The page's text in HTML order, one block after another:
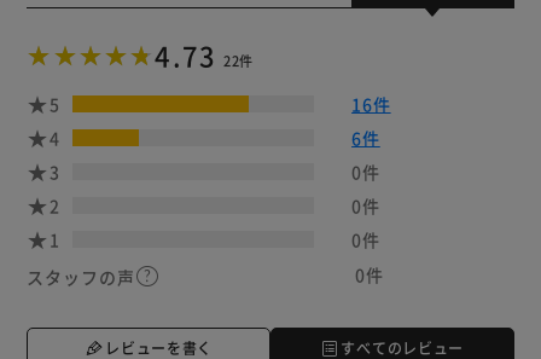
4.73 22件
5
16件
4
6件
3
0件
2
0件
1
0件
スタッフの声
0件
レビューを書く すべてのレビュー